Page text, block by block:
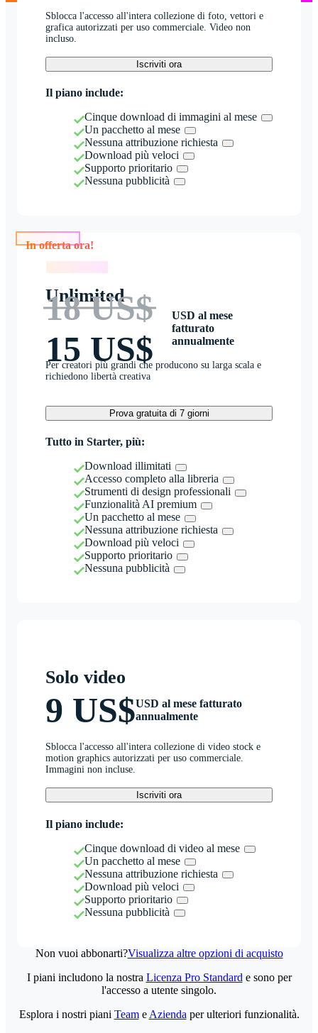
Sblocca l'accesso all'intera collezione di foto, vettori e
grafica autorizzati per uso commerciale. Video non
incluso.
Iscriviti ora
Il piano include:
Cinque download di immagini al mese
Un pacchetto al mese
Nessuna attribuzione richiesta
Download più veloci
Supporto prioritario
Nessuna pubblicità
Unlimited
18 US$
15 US$
USD al mese
fatturato
annualmente
Per creatori più grandi che producono su larga scala e
richiedono libertà creativa
Prova gratuita di 7 giorni
Tutto in Starter, più:
Download illimitati
Accesso completo alla libreria
Strumenti di design professionali
Funzionalità AI premium
Un pacchetto al mese
Nessuna attribuzione richiesta
Download più veloci
Supporto prioritario
Nessuna pubblicità
Solo video
9 US$USD al mese fatturato
annualmente
Sblocca l'accesso all'intera collezione di video stock e
motion graphics autorizzati per uso commerciale.
Immagini non incluse.
Iscriviti ora
Il piano include:
Cinque download di video al mese
Un pacchetto al mese
Nessuna attribuzione richiesta
Download più veloci
Supporto prioritario
Nessuna pubblicità
Non vuoi abbonarti?Visualizza altre opzioni di acquisto
I piani includono la nostra Licenza Pro Standard e sono per
l'accesso a utente singolo.
Esplora i nostri piani Teame Azienda per ulteriori funzionalità.